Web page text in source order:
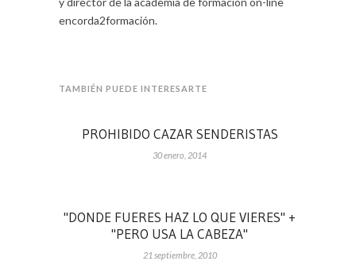
encorda2formación.
TAMBIÉN PUEDE INTERESARTE
PROHIBIDO CAZAR SENDERISTAS
30 enero, 2014
"DONDE FUERES HAZ LO QUE VIERES" +
"PERO USA LA CABEZA"
21 septiembre, 2010